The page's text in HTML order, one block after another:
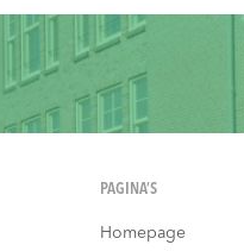
PAGINA’S
Homepage